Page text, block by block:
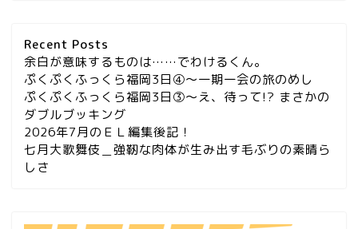
Recent Posts
余白が意味するものは……でわけるくん。
ぷくぷくふっくら福岡3日④～一期一会の旅のめし
ぷくぷくふっくら福岡3日③～え、待って!? まさかの
ダブルブッキング
2026年7月のＥＬ編集後記！
七月大歌舞伎＿強靭な肉体が生み出す毛ぶりの素晴ら
しさ